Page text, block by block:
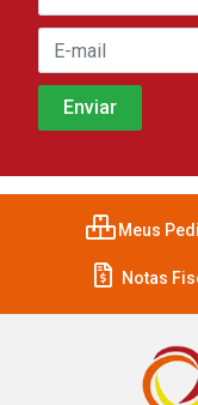
Meus
Notas